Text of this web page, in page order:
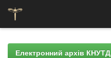
navigationЕлектронний архів КНУТД